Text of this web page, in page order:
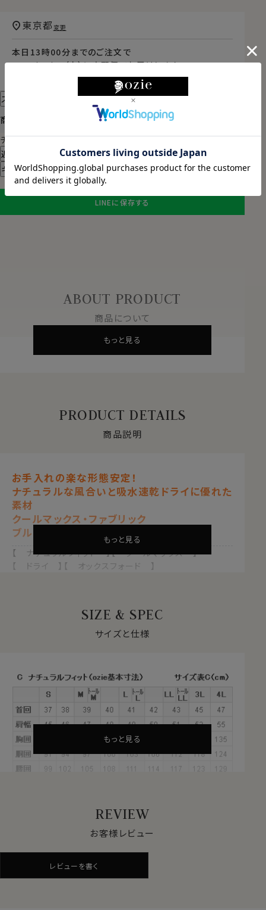
本日 13時00分 までのご注文で
2026/08/11（火）に宅配便でお届けします。
（※裄丈加工・刺繍がある場合は除く）
東京都 変更
スタイル・サイズについて詳しく見る
商品についてのお問い合わせ
チャットでお問い合わせ
返品・交換について
ギフトラッピングについて
LINEに保存する
ABOUT PRODUCT
商品について
もっと見る
PRODUCT DETAILS
商品説明
お手入れの楽な形態安定！
ナチュラルな風合いと吸水速乾ドライに優れた
素材
クールマックス・ファブリック
ブルー 青
【 ナチュラルフィット 】【 クールマックス 】
【 ドライ 】【 オックスフォード 】
自然な風合いと快適性を両立する
クールマックス®ファブリックとは？
・シワになりにくい形態安定
・綿素材をブレンドすることで、自然な風合いを感じる素
これらの特長を備えた素材が、綿混のクールマックス®フ
ァブリックです。
夏は汗を冬は蒸れを発散、1年を通してドライな着心地
汗や蒸れを発散させる吸水速乾素材に、綿をブレンド。綿
素材ならではの風合いをプラス。
ドライ感を保ちながらも、ナチュラルな素材感が特長で
す。
機能性と見た目の自然さ、どちらも重視したい方に適し
た素材です。
もっと見る
SIZE & SPEC
サイズと仕様
もっと見る
REVIEW
お客様レビュー
レビューを書く